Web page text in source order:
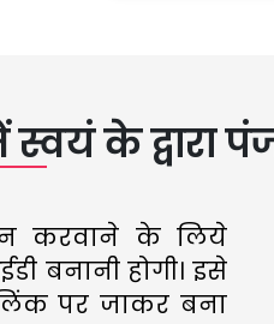
के द्वारा
करवाने के लिये
बनानी होगी। इसे
पर जाकर बना